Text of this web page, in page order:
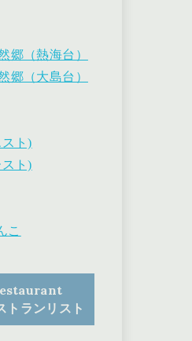
郷（熱海台）
郷（大島台）
ト)
ト)
こ
ランリスト